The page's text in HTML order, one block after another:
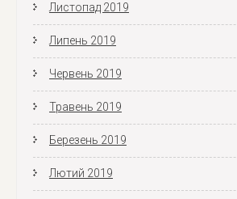
Листопад 2019
Липень 2019
Червень 2019
Травень 2019
Березень 2019
Лютий 2019